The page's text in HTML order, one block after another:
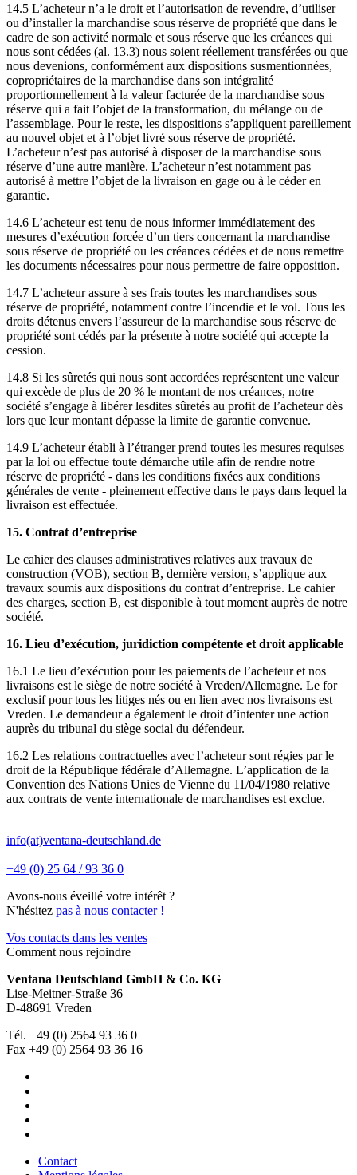
14.5 L’acheteur n’a le droit et l’autorisation de revendre, d’utiliser
ou d’installer la marchandise sous réserve de propriété que dans le
cadre de son activité normale et sous réserve que les créances qui
nous sont cédées (al. 13.3) nous soient réellement transférées ou que
nous devenions, conformément aux dispositions susmentionnées,
copropriétaires de la marchandise dans son intégralité
proportionnellement à la valeur facturée de la marchandise sous
réserve qui a fait l’objet de la transformation, du mélange ou de
l’assemblage. Pour le reste, les dispositions s’appliquent pareillement
au nouvel objet et à l’objet livré sous réserve de propriété.
L’acheteur n’est pas autorisé à disposer de la marchandise sous
réserve d’une autre manière. L’acheteur n’est notamment pas
autorisé à mettre l’objet de la livraison en gage ou à le céder en
garantie.
14.6 L’acheteur est tenu de nous informer immédiatement des
mesures d’exécution forcée d’un tiers concernant la marchandise
sous réserve de propriété ou les créances cédées et de nous remettre
les documents nécessaires pour nous permettre de faire opposition.
14.7 L’acheteur assure à ses frais toutes les marchandises sous
réserve de propriété, notamment contre l’incendie et le vol. Tous les
droits détenus envers l’assureur de la marchandise sous réserve de
propriété sont cédés par la présente à notre société qui accepte la
cession.
14.8 Si les sûretés qui nous sont accordées représentent une valeur
qui excède de plus de 20 % le montant de nos créances, notre
société s’engage à libérer lesdites sûretés au profit de l’acheteur dès
lors que leur montant dépasse la limite de garantie convenue.
14.9 L’acheteur établi à l’étranger prend toutes les mesures requises
par la loi ou effectue toute démarche utile afin de rendre notre
réserve de propriété - dans les conditions fixées aux conditions
générales de vente - pleinement effective dans le pays dans lequel la
livraison est effectuée.
15. Contrat d’entreprise
Le cahier des clauses administratives relatives aux travaux de
construction (VOB), section B, dernière version, s’applique aux
travaux soumis aux dispositions du contrat d’entreprise. Le cahier
des charges, section B, est disponible à tout moment auprès de notre
société.
16. Lieu d’exécution, juridiction compétente et droit applicable
16.1 Le lieu d’exécution pour les paiements de l’acheteur et nos
livraisons est le siège de notre société à Vreden/Allemagne. Le for
exclusif pour tous les litiges nés ou en lien avec nos livraisons est
Vreden. Le demandeur a également le droit d’intenter une action
auprès du tribunal du siège social du défendeur.
16.2 Les relations contractuelles avec l’acheteur sont régies par le
droit de la République fédérale d’Allemagne. L’application de la
Convention des Nations Unies de Vienne du 11/04/1980 relative
aux contrats de vente internationale de marchandises est exclue.
info(at)ventana-deutschland.de
+49 (0) 25 64 / 93 36 0
Avons-nous éveillé votre intérêt ?
N'hésitez pas à nous contacter !
Vos contacts dans les ventes
Comment nous rejoindre
Ventana Deutschland GmbH & Co. KG
Lise-Meitner-Straße 36
D-48691 Vreden
Tél. +49 (0) 2564 93 36 0
Fax +49 (0) 2564 93 36 16
Contact